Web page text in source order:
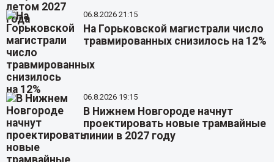
06.8.2026 21:15
На Горьковской магистрали число
травмированных снизилось на 12%
06.8.2026 19:15
В Нижнем Новгороде начнут
проектировать новые трамвайные
линии в 2027 году